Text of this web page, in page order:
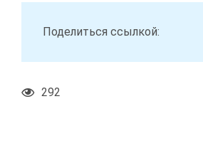
Поделиться ссылкой:
292